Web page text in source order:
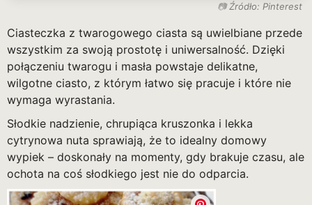
Źródło: Pinterest
Ciasteczka z twarogowego ciasta są uwielbiane przede
wszystkim za swoją prostotę i uniwersalność. Dzięki
połączeniu twarogu i masła powstaje delikatne,
wilgotne ciasto, z którym łatwo się pracuje i które nie
wymaga wyrastania.
Słodkie nadzienie, chrupiąca kruszonka i lekka
cytrynowa nuta sprawiają, że to idealny domowy
wypiek – doskonały na momenty, gdy brakuje czasu, ale
ochota na coś słodkiego jest nie do odparcia.